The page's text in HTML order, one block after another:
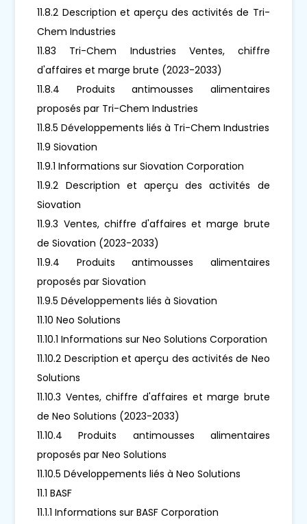
11.8.2 Description et aperçu des activités de Tri-
Chem Industries
11.83 Tri-Chem Industries Ventes, chiffre
d'affaires et marge brute (2023-2033)
11.8.4 Produits antimousses alimentaires
proposés par Tri-Chem Industries
11.8.5 Développements liés à Tri-Chem Industries
11.9 Siovation
11.9.1 Informations sur Siovation Corporation
11.9.2 Description et aperçu des activités de
Siovation
11.9.3 Ventes, chiffre d'affaires et marge brute
de Siovation (2023-2033)
11.9.4 Produits antimousses alimentaires
proposés par Siovation
11.9.5 Développements liés à Siovation
11.10 Neo Solutions
11.10.1 Informations sur Neo Solutions Corporation
11.10.2 Description et aperçu des activités de Neo
Solutions
11.10.3 Ventes, chiffre d'affaires et marge brute
de Neo Solutions (2023-2033)
11.10.4 Produits antimousses alimentaires
proposés par Neo Solutions
11.10.5 Développements liés à Neo Solutions
11.1 BASF
11.1.1 Informations sur BASF Corporation